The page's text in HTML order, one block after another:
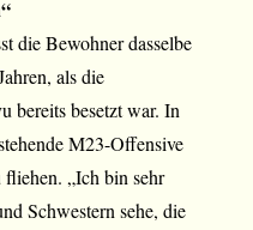
die Bewohner dasselbe
als die
bereits besetzt war. In
M23-Offensive
fliehen. „Ich bin sehr
Schwestern sehe, die